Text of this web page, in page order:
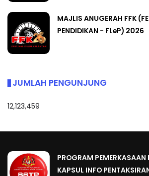
MAJLIS ANUGERAH FFK
PENDIDIKAN - FLeP) 2026
JUMLAH PENGUNJUNG
12,123,459
PROGRAM PEMERKASAAN
KAPSUL INFO